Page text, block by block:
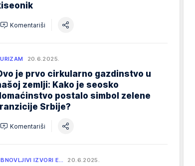
Komentariši
20.6.2025.
je prvo cirkularno gazdinstvo u
zemlji: Kako je seosko
postalo simbol zelene
Srbije?
Komentariši
IZVORI E… 20.6.2025.